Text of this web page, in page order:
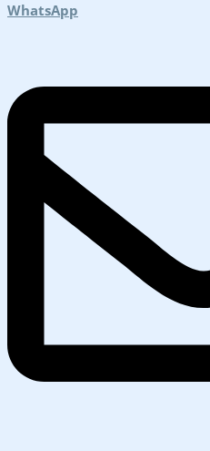
WhatsApp